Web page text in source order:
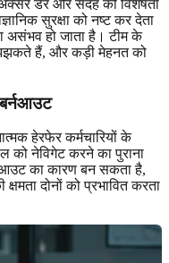
अक्सर डर और संदेह की विशेषता
सुरक्षा को नष्ट कर देता
हो जाता है। टीम के
हैं, और कड़ी मेहनत को
हेरफेर कर्मचारियों के
को नेविगेट करने का पुराना
का कारण बन सकता है,
दोनों को प्रभावित करता